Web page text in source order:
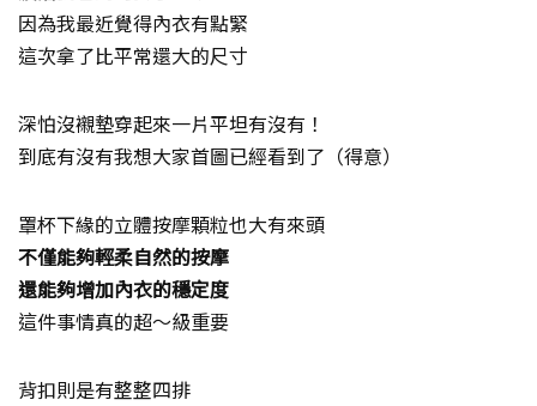
因為我最近覺得內衣有點緊
這次拿了比平常還大的尺寸
深怕沒襯墊穿起來一片平坦有沒有！
到底有沒有我想大家首圖已經看到了（得意）
罩杯下緣的立體按摩顆粒也大有來頭
不僅能夠輕柔自然的按摩
還能夠增加內衣的穩定度
這件事情真的超～級重要
背扣則是有整整四排